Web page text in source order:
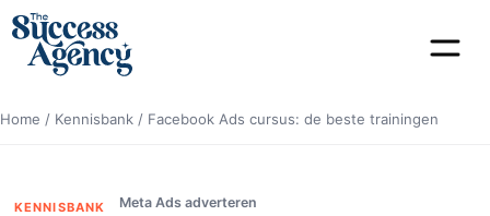
Home / Kennisbank / Facebook Ads cursus: de beste trainingen
KENNISBANK Meta Ads adverteren